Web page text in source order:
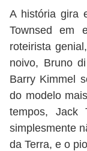
A história gira
Townsed em
roteirista
noivo, Bruno
Barry Kimmel
do modelo
tempos, Jack
simplesmente
da Terra, e o